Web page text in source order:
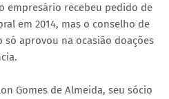
empresário recebeu pedido de
em 2014, mas o conselho de
aprovou na ocasião doações
Gomes de Almeida, seu sócio